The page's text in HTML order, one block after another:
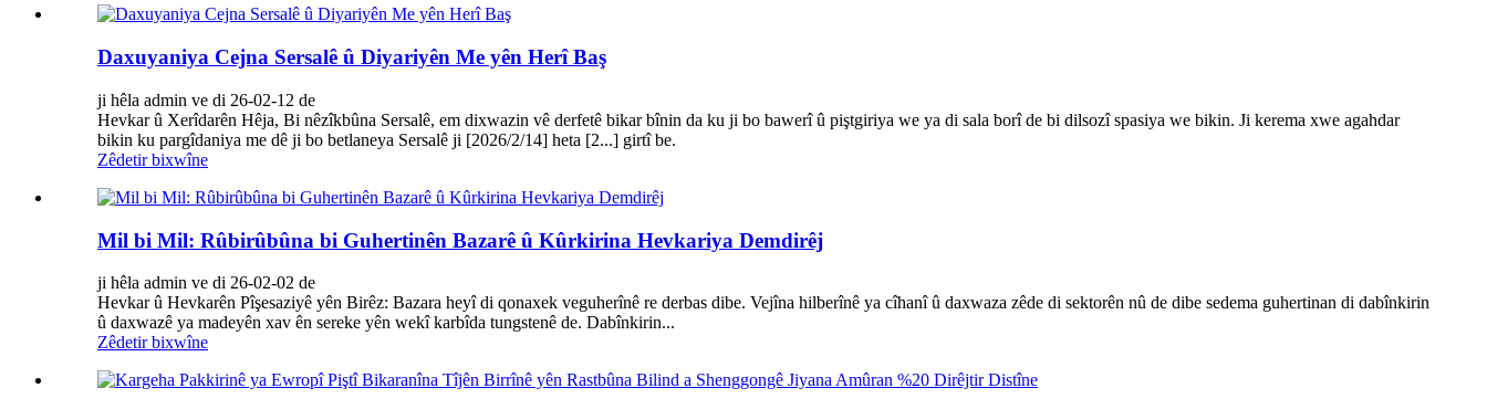
Daxuyaniya Cejna Sersalê û Diyariyên Me yên Herî Baş
ji hêla admin ve di 26-02-12 de
Hevkar û Xerîdarên Hêja, Bi nêzîkbûna Sersalê, em dixwazin vê derfetê bikar bînin da ku ji bo bawerî û piştgiriya we ya di sala borî de bi dilsozî spasiya we bikin. Ji kerema xwe agahdar
bikin ku pargîdaniya me dê ji bo betlaneya Sersalê ji [2026/2/14] heta [2...] girtî be.
Zêdetir bixwîne
Mil bi Mil: Rûbirûbûna bi Guhertinên Bazarê û Kûrkirina Hevkariya Demdirêj
ji hêla admin ve di 26-02-02 de
Hevkar û Hevkarên Pîşesaziyê yên Birêz: Bazara heyî di qonaxek veguherînê re derbas dibe. Vejîna hilberînê ya cîhanî û daxwaza zêde di sektorên nû de dibe sedema guhertinan di dabînkirin
û daxwazê ​​​​ya madeyên xav ên sereke yên wekî karbîda tungstenê de. Dabînkirin...
Zêdetir bixwîne